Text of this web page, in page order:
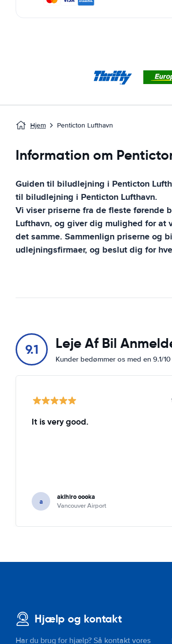
Hjem Penticton Lufthavn
Information om
Guiden til biludlejning i Penticton
til biludlejning i Penticton Lufthavn.
Vi viser priserne fra de fleste førende
Lufthavn, og giver dig mulighed for at
det samme. Sammenlign priserne og
udlejningsfirmaer, og beslut dig for
9.1 Leje Af Bil
Kunder bedømmer os med en 9.1/
It is very good.
a akihiro oooka
Vancouver Airport
Hjælp og kontakt
Har du brug for hjælp? Så kontakt vores